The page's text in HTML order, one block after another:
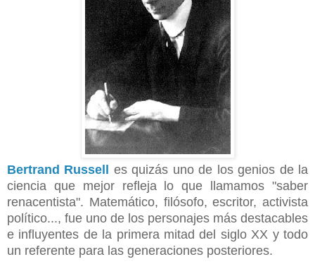
Bertrand Russell es quizás uno de los genios de la
ciencia que mejor refleja lo que llamamos "saber
renacentista". Matemático, filósofo, escritor, activista
político..., fue uno de los personajes más destacables
e influyentes de la primera mitad del siglo XX y todo
un referente para las generaciones posteriores.